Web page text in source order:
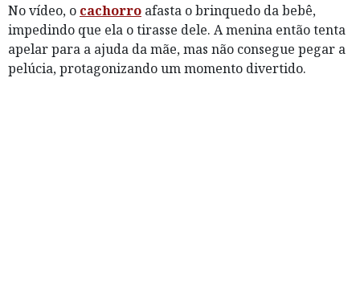
No vídeo, o cachorro afasta o brinquedo da bebê,
impedindo que ela o tirasse dele. A menina então tenta
apelar para a ajuda da mãe, mas não consegue pegar a
pelúcia, protagonizando um momento divertido.